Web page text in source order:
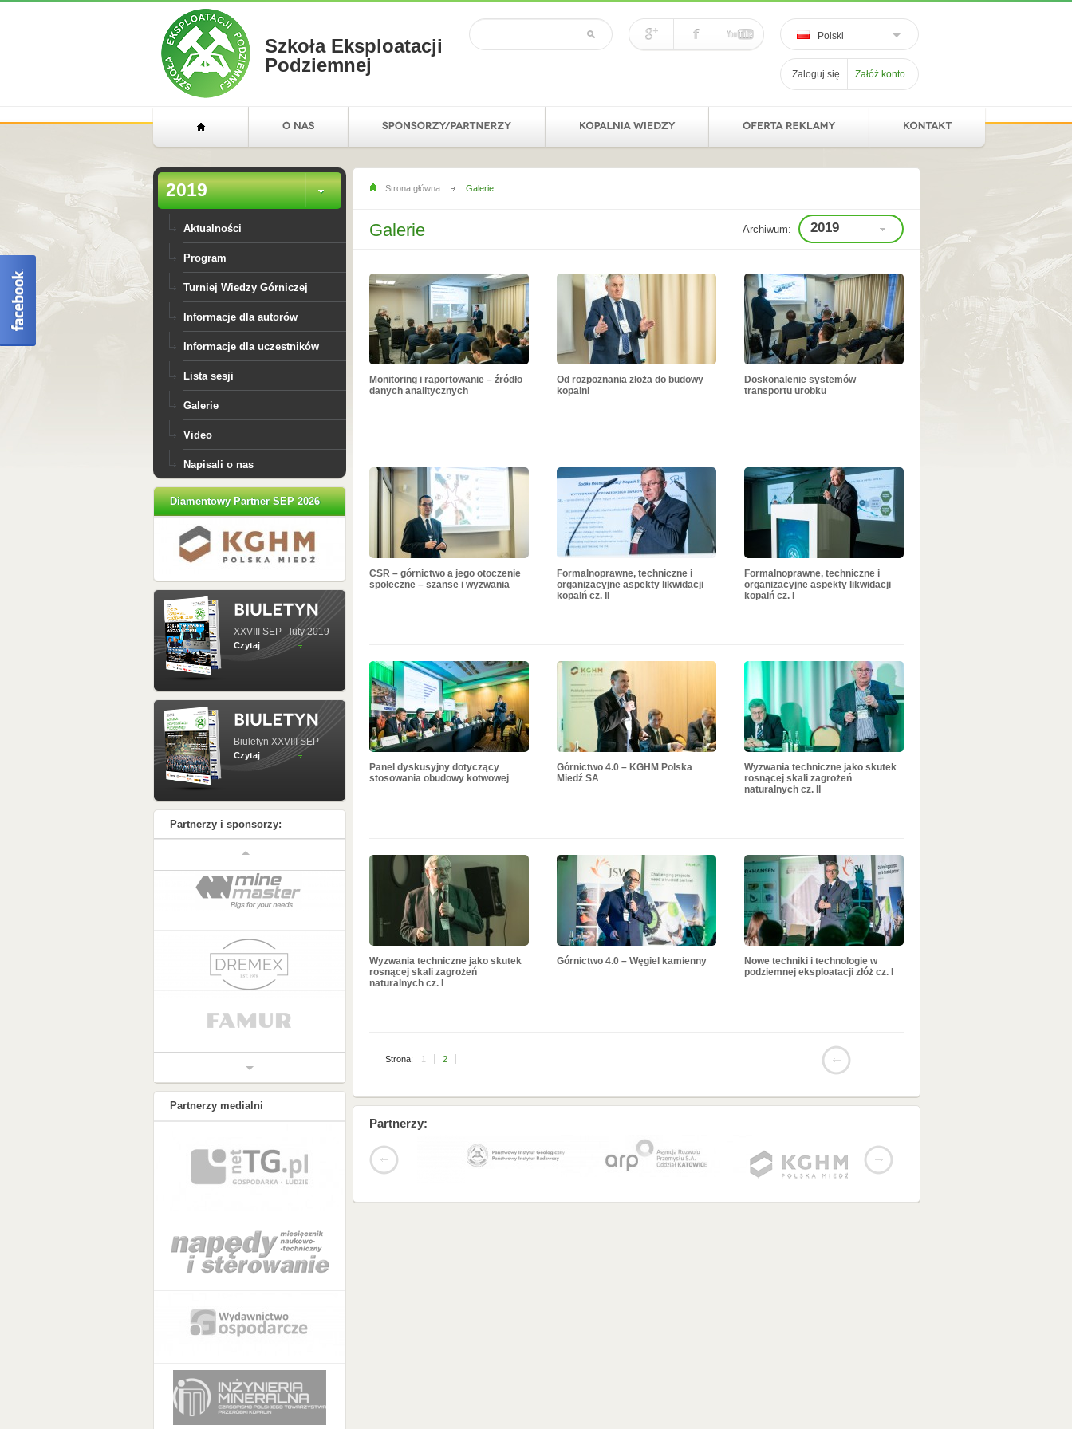
Szkoła Eksploatacji
Podziemnej
Polski
Zaloguj się Załóż konto
2019
Aktualności
Program
Turniej Wiedzy Górniczej
Informacje dla autorów
Informacje dla uczestników
Lista sesji
Galerie
Video
Napisali o nas
Diamentowy Partner SEP 2026
XXVIII SEP - luty 2019
Czytaj
Biuletyn XXVIII SEP
Czytaj
Partnerzy i sponsorzy:
Partnerzy medialni
Strona główna Galerie
Galerie Archiwum: 2019
Monitoring i raportowanie – źródło
danych analitycznych
Od rozpoznania złoża do budowy
kopalni
Doskonalenie systemów
transportu urobku
CSR – górnictwo a jego otoczenie
społeczne – szanse i wyzwania
Formalnoprawne, techniczne i
organizacyjne aspekty likwidacji
kopalń cz. II
Formalnoprawne, techniczne i
organizacyjne aspekty likwidacji
kopalń cz. I
Panel dyskusyjny dotyczący
stosowania obudowy kotwowej
Górnictwo 4.0 – KGHM Polska
Miedź SA
Wyzwania techniczne jako skutek
rosnącej skali zagrożeń
naturalnych cz. II
Wyzwania techniczne jako skutek
rosnącej skali zagrożeń
naturalnych cz. I
Górnictwo 4.0 – Węgiel kamienny
Nowe techniki i technologie w
podziemnej eksploatacji złóż cz. I
Strona: 1 2
Partnerzy: